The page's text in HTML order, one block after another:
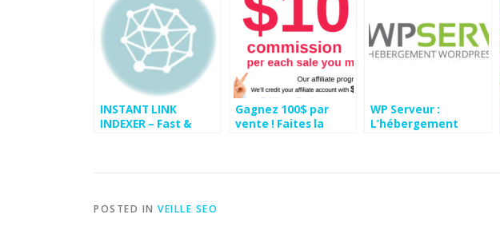
INSTANT LINK
INDEXER – Fast &
Gagnez 100$ par
vente ! Faites la
WP Serveur :
L’hébergement
POSTED IN VEILLE SEO